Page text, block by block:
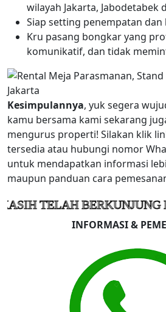
wilayah Jakarta, Jabodetabek
Siap setting penempatan
Kru pasang bongkar yang
komunikatif, dan tidak
Kesimpulannya, yuk segera
kamu bersama kami sekarang
mengurus properti! Silakan klik
tersedia atau hubungi nomor
untuk mendapatkan informasi
maupun panduan cara
BERKUNJUNG DI CV
INFORMASI &